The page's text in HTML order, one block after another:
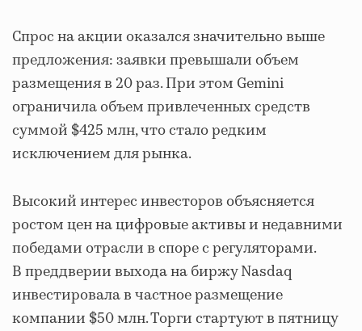
Спрос на акции оказался значительно выше
предложения: заявки превышали объем
размещения в 20 раз. При этом Gemini
ограничила объем привлеченных средств
суммой $425 млн, что стало редким
исключением для рынка.
Высокий интерес инвесторов объясняется
ростом цен на цифровые активы и недавними
победами отрасли в споре с регуляторами.
В преддверии выхода на биржу Nasdaq
инвестировала в частное размещение
компании $50 млн. Торги стартуют в пятницу